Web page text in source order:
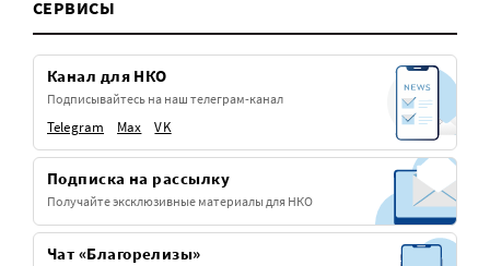
СЕРВИСЫ
Канал для НКО
Подписывайтесь на наш телеграм-канал
Telegram Max VK
Подписка на рассылку
Получайте эксклюзивные материалы для НКО
Чат «Благорелизы»